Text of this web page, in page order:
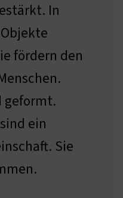
In
fördern den
geformt.
ein
Sie